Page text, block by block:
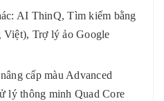
AI ThinQ, Tìm kiếm bằng
Việt), Trợ lý ảo Google
cấp màu Advanced
lý thông minh Quad Core